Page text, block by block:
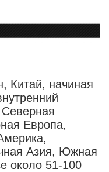
Китай, начиная
Европа,
Азия, Южная
около 51-100